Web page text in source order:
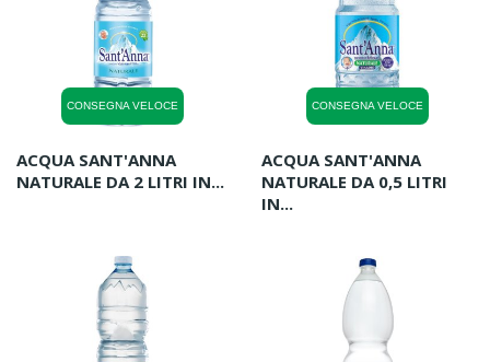
CONSEGNA VELOCE
ACQUA SANT'ANNA
NATURALE DA 2 LITRI IN...
CONSEGNA VELOCE
ACQUA SANT'ANNA
NATURALE DA 0,5 LITRI
IN...